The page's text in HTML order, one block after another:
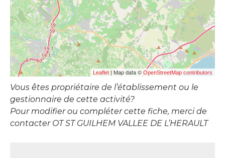
Leaflet| Map data © OpenStreetMap contributors
Vous êtes propriétaire de l’établissement ou le
gestionnaire de cette activité?
Pour modifier ou compléter cette fiche, merci de
contacter OT ST GUILHEM VALLEE DE L’HERAULT